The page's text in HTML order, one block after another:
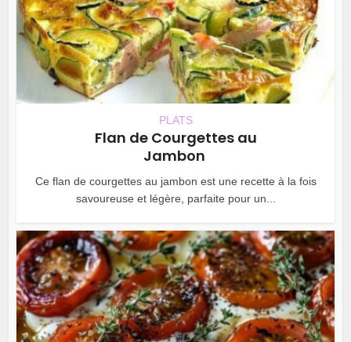
PLATS
Flan de Courgettes au
Jambon
Ce flan de courgettes au jambon est une recette à la fois
savoureuse et légère, parfaite pour un...